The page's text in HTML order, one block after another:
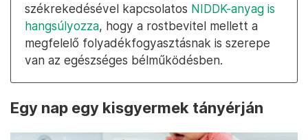
székrekedésével kapcsolatos NIDDK-anyag is
hangsúlyozza, hogy a rostbevitel mellett a
megfelelő folyadékfogyasztásnak is szerepe
van az egészséges bélműködésben.
Egy nap egy kisgyermek tányérján